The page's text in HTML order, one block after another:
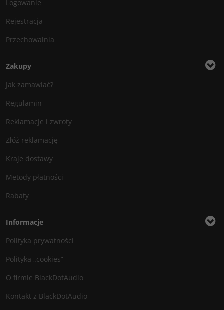
Logowanie
Rejestracja
Przechowalnia
Zakupy
Jak zamawiać?
Regulamin
Reklamacje i zwroty
Złóż reklamację
Kraje dostawy
Metody płatności
Rabaty
Informacje
Polityka prywatności
Polityka „cookies”
O firmie BlackDotAudio
Kontakt z BlackDotAudio